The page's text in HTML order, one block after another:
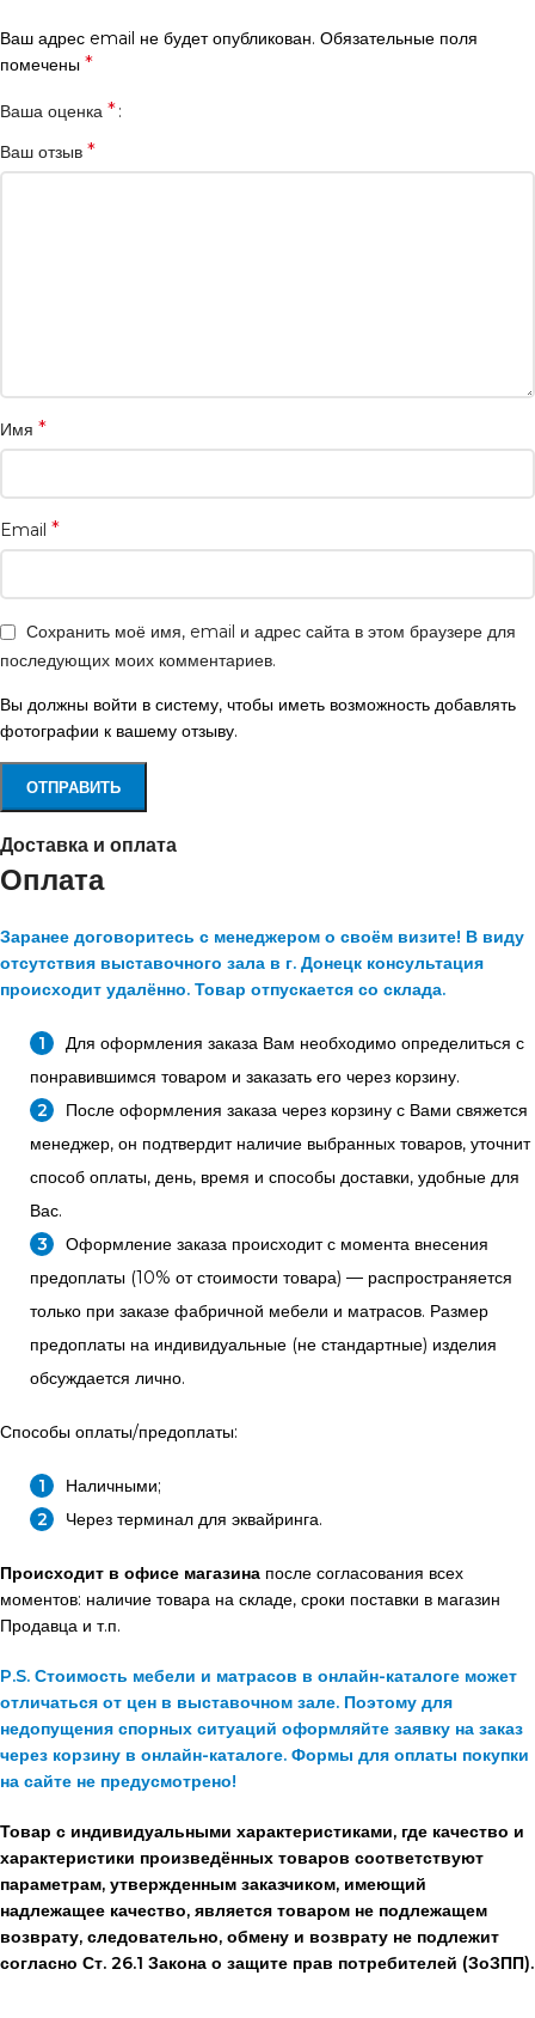
Ваш адрес email не будет опубликован. Обязательные поля
помечены *
Ваша оценка *
Ваш отзыв *
Имя *
Email *
Сохранить моё имя, email и адрес сайта в этом браузере для
последующих моих комментариев.
Вы должны войти в систему, чтобы иметь возможность добавлять
фотографии к вашему отзыву.
Доставка и оплата
Оплата
Заранее договоритесь с менеджером о своём визите! В виду
отсутствия выставочного зала в г. Донецк консультация
происходит удалённо. Товар отпускается со склада.
Для оформления заказа Вам необходимо определиться с
понравившимся товаром и заказать его через корзину.
После оформления заказа через корзину с Вами свяжется
менеджер, он подтвердит наличие выбранных товаров, уточнит
способ оплаты, день, время и способы доставки, удобные для
Вас.
Оформление заказа происходит с момента внесения
предоплаты (10% от стоимости товара) — распространяется
только при заказе фабричной мебели и матрасов. Размер
предоплаты на индивидуальные (не стандартные) изделия
обсуждается лично.
Способы оплаты/предоплаты:
Наличными;
Через терминал для эквайринга.
Происходит в офисе магазина после согласования всех
моментов: наличие товара на складе, сроки поставки в магазин
Продавца и т.п.
P.S. Стоимость мебели и матрасов в онлайн-каталоге может
отличаться от цен в выставочном зале. Поэтому для
недопущения спорных ситуаций оформляйте заявку на заказ
через корзину в онлайн-каталоге. Формы для оплаты покупки
на сайте не предусмотрено!
Товар с индивидуальными характеристиками, где качество и
характеристики произведённых товаров соответствуют
параметрам, утвержденным заказчиком, имеющий
надлежащее качество, является товаром не подлежащем
возврату, следовательно, обмену и возврату не подлежит
согласно Ст. 26.1 Закона о защите прав потребителей (ЗоЗПП).